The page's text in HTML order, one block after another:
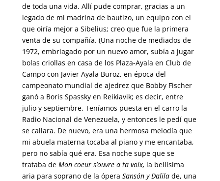
de toda una vida. Allí pude comprar, gracias a un
legado de mi madrina de bautizo, un equipo con el
que oiría mejor a Sibelius; creo que fue la primera
venta de su compañía. (Una noche de mediados de
1972, embriagado por un nuevo amor, subía a jugar
bolas criollas en casa de los Plaza-Ayala en Club de
Campo con Javier Ayala Buroz, en época del
campeonato mundial de ajedrez que Bobby Fischer
ganó a Boris Spassky en Reikiavik; es decir, entre
julio y septiembre. Teníamos puesta en el carro la
Radio Nacional de Venezuela, y entonces le pedí que
se callara. De nuevo, era una hermosa melodía que
mi abuela materna tocaba al piano y me encantaba,
pero no sabía qué era. Esa noche supe que se
trataba de Mon coeur s’ouvre a ta voix, la bellísima
aria para soprano de la ópera Sansón y Dalilade, una